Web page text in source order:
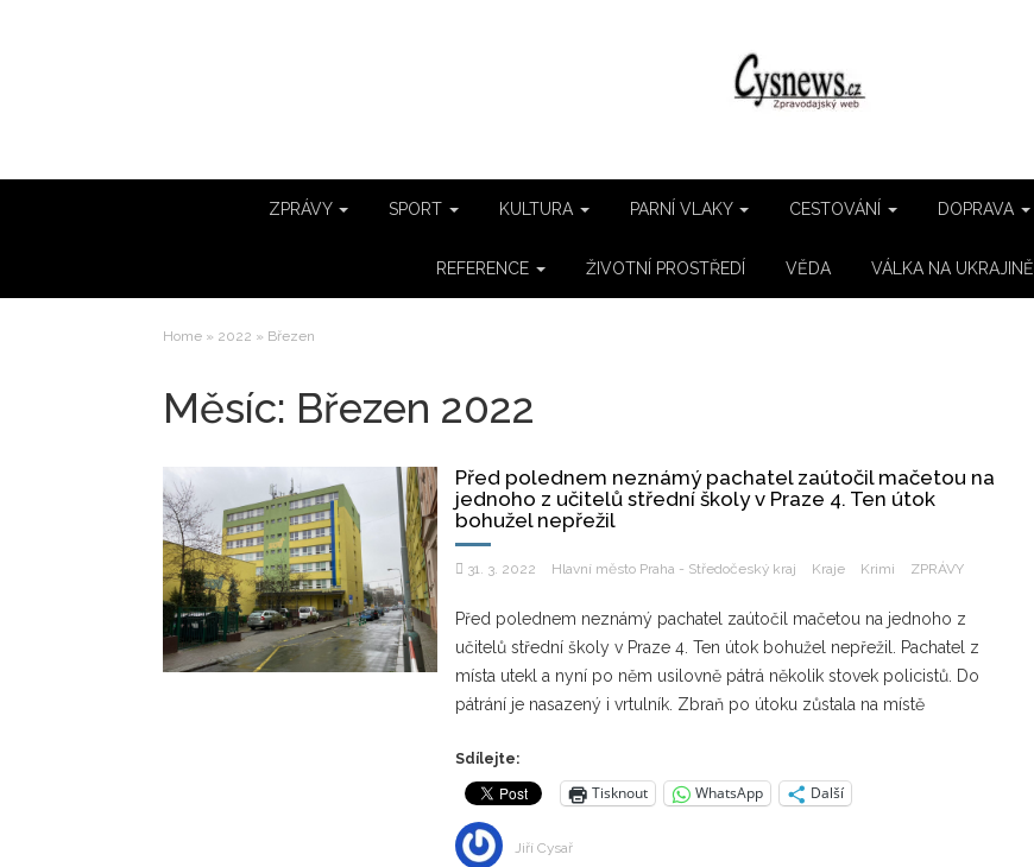
ZPRÁVY SPORT KULTURA PARNÍ VLAKY CESTOVÁNÍ DOPRAVA
REFERENCE ŽIVOTNÍ PROSTŘEDÍ VĚDA VÁLKA NA UKRAJINĚ
Home » 2022 » Březen
Měsíc: Březen 2022
Před polednem neznámý pachatel zaútočil mačetou na
jednoho z učitelů střední školy v Praze 4. Ten útok
bohužel nepřežil
31. 3. 2022 Hlavní město Praha - Středočeský kraj Kraje Krimi ZPRÁVY
Před polednem neznámý pachatel zaútočil mačetou na jednoho z
učitelů střední školy v Praze 4. Ten útok bohužel nepřežil. Pachatel z
místa utekl a nyní po něm usilovně pátrá několik stovek policistů. Do
pátrání je nasazený i vrtulník. Zbraň po útoku zůstala na místě
Sdílejte:
Tisknout WhatsApp Další
Jiří Cysař